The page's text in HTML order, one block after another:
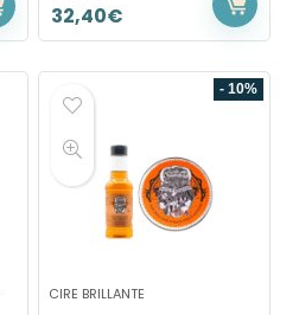
32,40€
- 10%
CIRE BRILLANTE